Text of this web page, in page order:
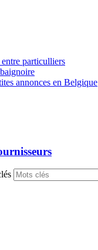
particulliers
annonces en Belgique